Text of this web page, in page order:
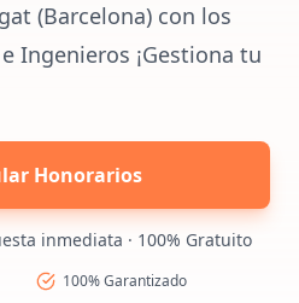
(Barcelona) con los
Ingenieros ¡Gestiona tu
Honorarios
inmediata · 100% Gratuito
100% Garantizado